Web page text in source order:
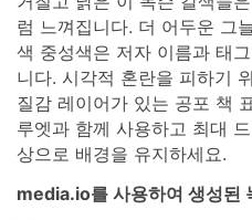
럼 느껴집니다. 더 어두운 그
색 중성색은 저자 이름과 태
니다. 시각적 혼란을 피하기
질감 레이어가 있는 공포 책
루엣과 함께 사용하고 최대
상으로 배경을 유지하세요.
media.io를 사용하여 생성된